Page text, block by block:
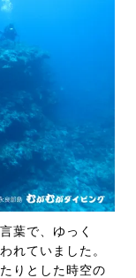
葉で、ゆっく
れていました。
りとした時空の